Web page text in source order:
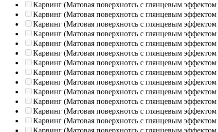
Карвинг (Матовая поверхнотсь с глянцевым эффектом
Карвинг (Матовая поверхнотсь с глянцевым эффектом
Карвинг (Матовая поверхнотсь с глянцевым эффектом
Карвинг (Матовая поверхнотсь с глянцевым эффектом
Карвинг (Матовая поверхнотсь с глянцевым эффектом
Карвинг (Матовая поверхнотсь с глянцевым эффектом
Карвинг (Матовая поверхнотсь с глянцевым эффектом
Карвинг (Матовая поверхнотсь с глянцевым эффектом
Карвинг (Матовая поверхнотсь с глянцевым эффектом
Карвинг (Матовая поверхнотсь с глянцевым эффектом
Карвинг (Матовая поверхнотсь с глянцевым эффектом
Карвинг (Матовая поверхнотсь с глянцевым эффектом
Карвинг (Матовая поверхнотсь с глянцевым эффектом